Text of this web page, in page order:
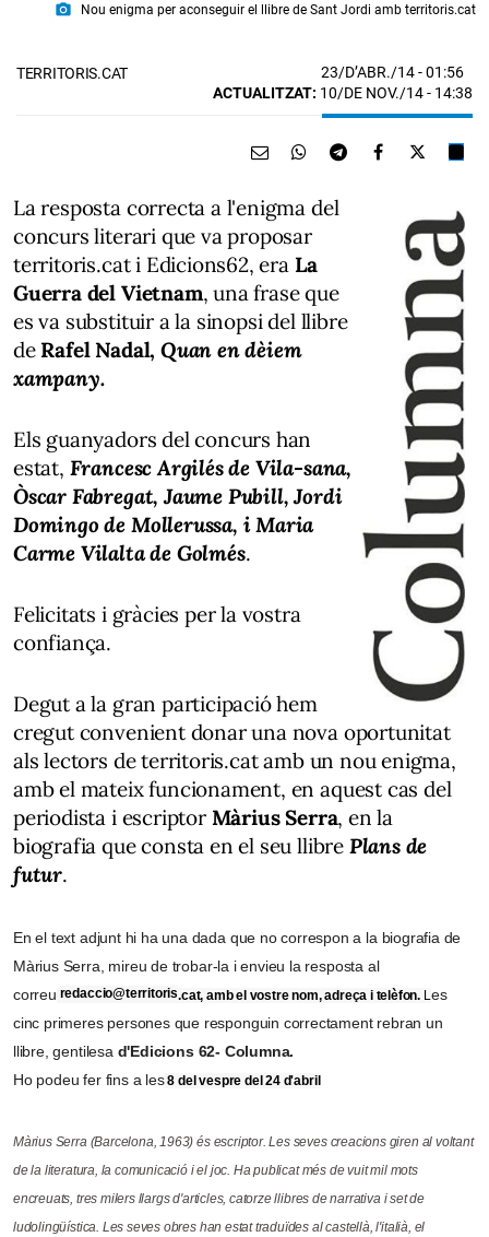
photo_camera Nou enigma per aconseguir el llibre de Sant Jordi amb territoris.cat
TERRITORIS.CAT 23/D’ABR./14- 01:56
ACTUALITZAT: 10/DE NOV./14 - 14:38
La resposta correcta a l'enigma del
concurs literari que va proposar
territoris.cat i Edicions62, eraLa
Guerra del Vietnam, una frase que
es va substituir a la sinopsi del llibre
de Rafel Nadal, Quan en dèiem
xampany.
Els guanyadors del concurs han
estat, Francesc Argilés de Vila-sana,
Òscar Fabregat, Jaume Pubill, Jordi
Domingo de Mollerussa, i Maria
Carme Vilalta de Golmés.
Felicitats i gràcies per la vostra
confiança.
Degut a la gran participació hem
cregut convenient donar una nova oportunitat
als lectors de territoris.cat amb un nou enigma,
amb el mateix funcionament, en aquest cas del
periodista i escriptor Màrius Serra, en la
biografia que consta en el seu llibre Plans de
futur.
En el text adjunt hi ha una dada que no correspon a la biografia de
Màrius Serra, mireu de trobar-la i envieu la resposta al
correu redaccio@territoris.cat, amb el vostre nom, adreça i telèfon. Les
cinc primeres persones que responguin correctament rebran un
llibre, gentilesa d'Edicions 62- Columna.
Ho podeu fer fins a les8 del vespre del 24 d'abril
Màrius Serra (Barcelona, 1963) és escriptor. Les seves creacions giren al voltant
de la literatura, la comunicació i el joc. Ha publicat més de vuit mil mots
encreuats, tres milers llargs d'articles, catorze llibres de narrativa i set de
ludolingüística. Les seves obres han estat traduïdes al castellà, l'italià, el